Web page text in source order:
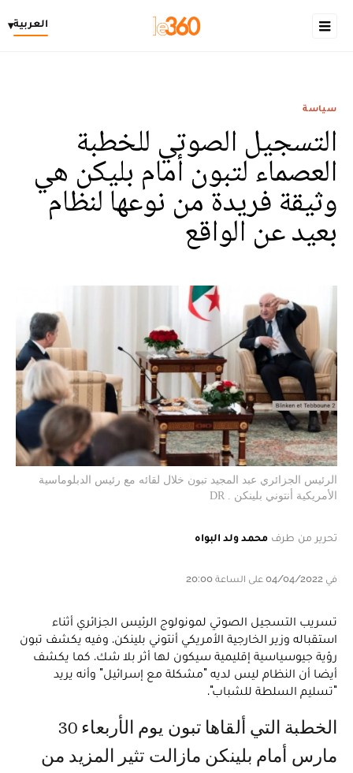
العربية▾
سياسة
التسجيل الصوتي للخطبة
العصماء لتبون أمام بليكن هي
وثيقة فريدة من نوعها لنظام
بعيد عن الواقع
الرئيس الجزائري عبد المجيد تبون خلال لقائه مع رئيس الدبلوماسية
الأمريكية أنتوني بلينكن . DR
تحرير من طرف محمد ولد البواه
في 04/04/2022 على الساعة 20:00
تسريب التسجيل الصوتي لمونولوج الرئيس الجزائري أثناء
استقباله وزير الخارجية الأمريكي أنتوني بلينكن. وفيه يكشف تبون
رؤية جيوسياسية إقليمية سيكون لها أثر بلا شك. كما يكشف
أيضا أن النظام ليس لديه "مشكلة مع إسرائيل" وأنه يريد
"تسليم السلطة للشباب".
مارس أمام بلينكن مازالت تثير المزيد من